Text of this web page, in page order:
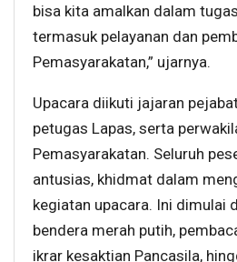
bisa kita amalkan dalam
termasuk pelayanan dan
Pemasyarakatan,” ujarnya.
Upacara diikuti jajaran
petugas Lapas, serta
Pemasyarakatan. Seluruh
antusias, khidmat dalam
kegiatan upacara. Ini dimulai
bendera merah putih,
ikrar kesaktian Pancasila,